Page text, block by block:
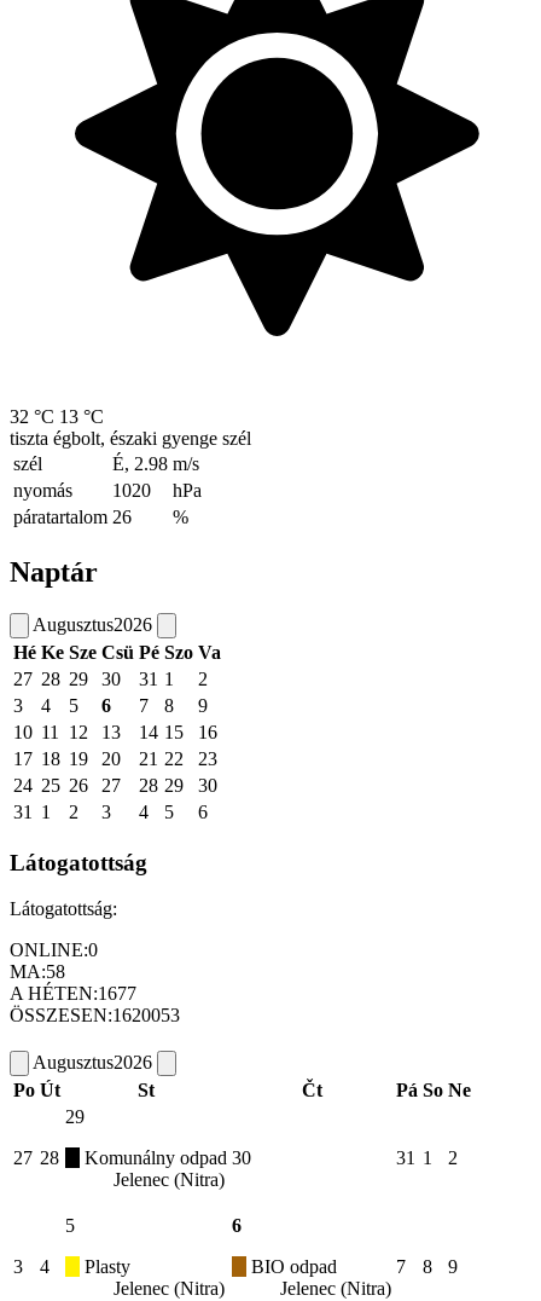
32 °C 13 °C
tiszta égbolt, északi gyenge szél
szél
É, 2.98 m/s
nyomás
1020
hPa
páratartalom 26 %
Naptár
Augusztus2026
Hé Ke Sze Csü Pé Szo Va
27 28 29 30 31 1
2
3
4 5 6 7 8
9
10 11 12 13 14 15
16
17 18 19 20 21 22
23
24 25 26 27 28 29
30
31
1 2 3 4 5 6
Látogatottság
Látogatottság:
ONLINE:0
MA:58
A HÉTEN:1677
ÖSSZESEN:1620053
Augusztus2026
Po Út St Čt Pá So Ne
27 28
29
Komunálny odpad
Jelenec (Nitra)
30 31 1 2
3 4
5
Plasty
Jelenec (Nitra)
6
BIO odpad
Jelenec (Nitra)
7 8 9